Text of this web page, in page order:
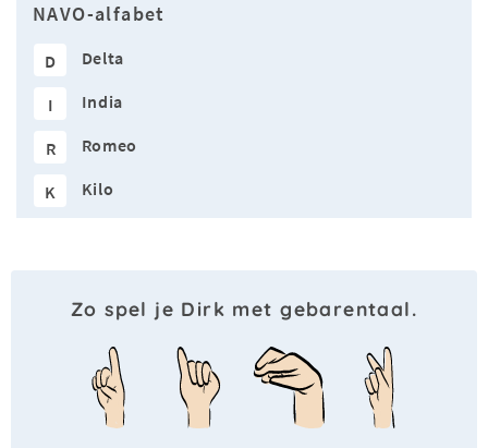
NAVO-alfabet
D Delta
I India
R Romeo
K Kilo
Zo spel je Dirk met gebarentaal.